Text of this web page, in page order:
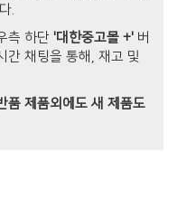
.
측 하단'대한중고몰 +' 버
간 채팅을 통해, 재고 및
품 제품외에도 새 제품도